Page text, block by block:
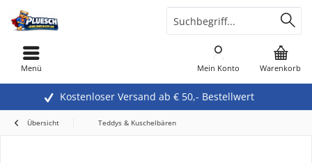
Kostenloser Versand ab € 50,- Bestellwert
Warenkorb
Mein Konto
Menü
Übersicht Teddys & Kuschelbären